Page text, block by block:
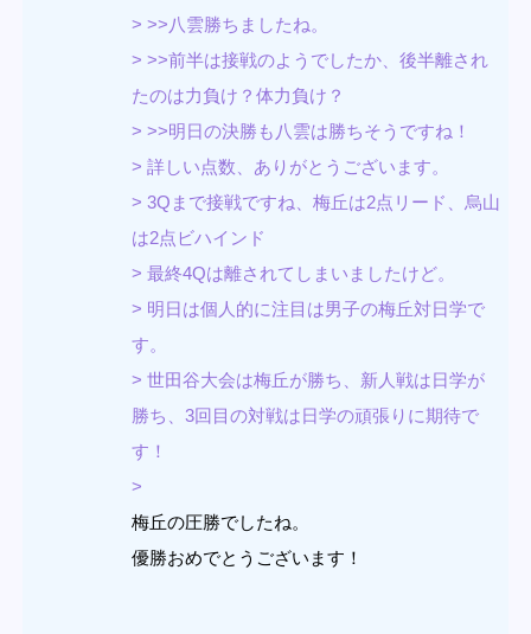
> >>八雲勝ちましたね。
> >>前半は接戦のようでしたか、後半離され
たのは力負け？体力負け？
> >>明日の決勝も八雲は勝ちそうですね！
> 詳しい点数、ありがとうございます。
> 3Qまで接戦ですね、梅丘は2点リード、烏山
は2点ビハインド
> 最終4Qは離されてしまいましたけど。
> 明日は個人的に注目は男子の梅丘対日学で
す。
> 世田谷大会は梅丘が勝ち、新人戦は日学が
勝ち、3回目の対戦は日学の頑張りに期待で
す！
>
梅丘の圧勝でしたね。
優勝おめでとうございます！